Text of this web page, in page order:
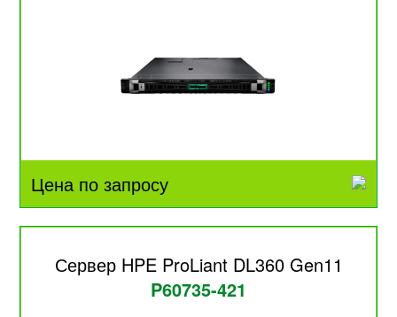
Цена по запросу
Сервер HPE ProLiant DL360 Gen11
P60735-421